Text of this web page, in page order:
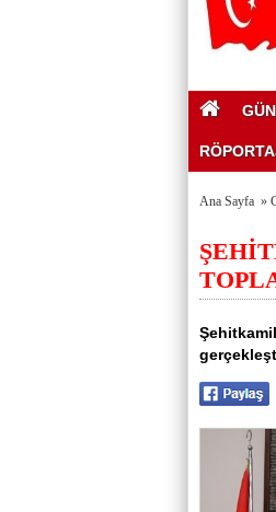
Ana Sayfa »